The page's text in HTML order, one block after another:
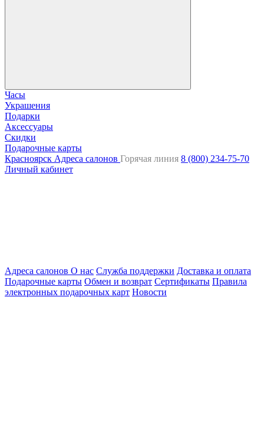
Часы
Украшения
Подарки
Аксессуары
Скидки
Подарочные карты
Красноярск Адреса салонов Горячая линия 8 (800) 234-75-70
Личный кабинет
Адреса салонов О нас Служба поддержки Доставка и оплата
Подарочные карты Обмен и возврат Сертификаты Правила
электронных подарочных карт Новости